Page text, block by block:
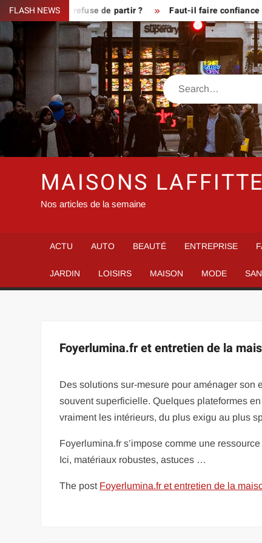
Skip
to
content
FLASH NEWS
le fermier refuse de partir ? Faut-il faire confiance à
Search
MAISONS LAFFITTE
Nos articles de la semaine
ACTU AUTO BEAUTÉ ENTREPRISE
JARDIN LOISIRS MAISON MODE
Foyerlumina.fr et entretien de la
Des solutions sur-mesure pour aménager son
souvent superficielle. Quelques plateformes
vraiment les intérieurs, du plus exigu au plus
Foyerlumina.fr s’impose comme une
Ici, matériaux robustes, astuces …
The post Foyerlumina.fr et entretien de la